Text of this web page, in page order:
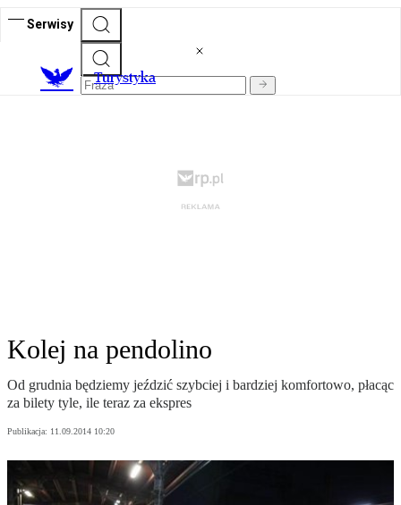
Serwisy
Turystyka
Kolej na pendolino
Od grudnia będziemy jeździć szybciej i bardziej komfortowo, płacąc
za bilety tyle, ile teraz za ekspres
Publikacja: 11.09.2014 10:20